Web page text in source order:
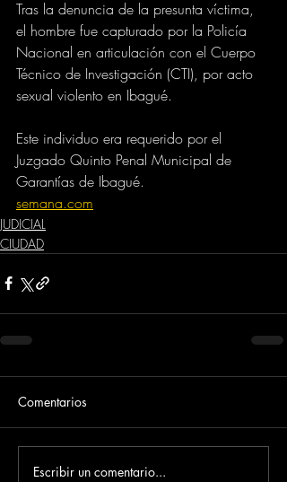
Tras la denuncia de la presunta víctima,
el hombre fue capturado por la Policía
Nacional en articulación con el Cuerpo
Técnico de Investigación (CTI), por acto
sexual violento en Ibagué.
Este individuo era requerido por el
Juzgado Quinto Penal Municipal de
Garantías de Ibagué.
semana.com
JUDICIAL
CIUDAD
Comentarios
Escribir un comentario...